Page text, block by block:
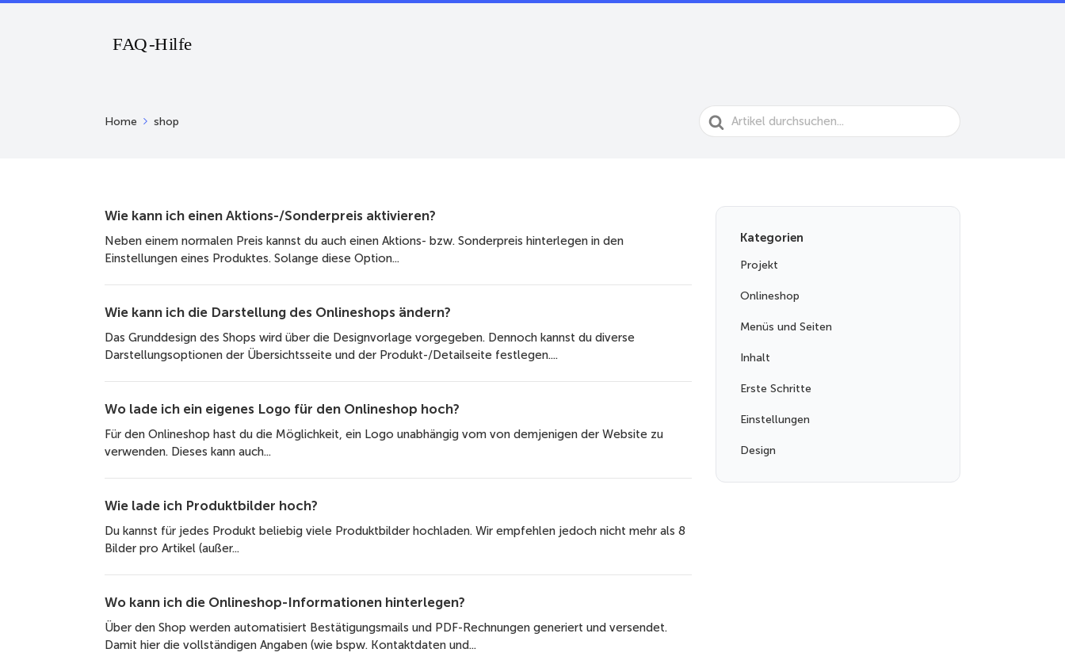
Home shop
Search
For
Wie kann ich einen Aktions-/Sonderpreis aktivieren?
Neben einem normalen Preis kannst du auch einen Aktions- bzw. Sonderpreis hinterlegen in den
Einstellungen eines Produktes. Solange diese Option...
Wie kann ich die Darstellung des Onlineshops ändern?
Das Grunddesign des Shops wird über die Designvorlage vorgegeben. Dennoch kannst du diverse
Darstellungsoptionen der Übersichtsseite und der Produkt-/Detailseite festlegen....
Wo lade ich ein eigenes Logo für den Onlineshop hoch?
Für den Onlineshop hast du die Möglichkeit, ein Logo unabhängig vom von demjenigen der Website zu
verwenden. Dieses kann auch...
Wie lade ich Produktbilder hoch?
Du kannst für jedes Produkt beliebig viele Produktbilder hochladen. Wir empfehlen jedoch nicht mehr als 8
Bilder pro Artikel (außer...
Wo kann ich die Onlineshop-Informationen hinterlegen?
Über den Shop werden automatisiert Bestätigungsmails und PDF-Rechnungen generiert und versendet.
Damit hier die vollständigen Angaben (wie bspw. Kontaktdaten und...
Kategorien
Projekt
Onlineshop
Menüs und Seiten
Inhalt
Erste Schritte
Einstellungen
Design